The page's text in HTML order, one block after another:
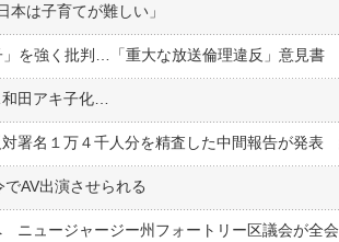
は子育てが難しい」
を強く批判…「重大な放送倫理違反」意見書
田アキ子化…
AV出演させられる